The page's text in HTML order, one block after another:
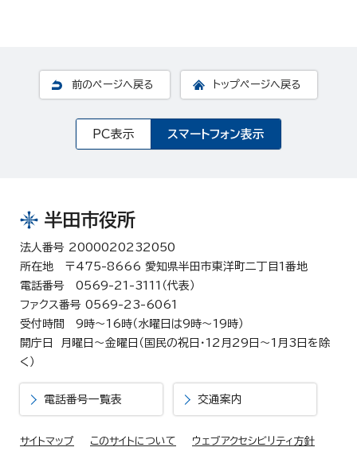
前のページへ戻る トップページへ戻る
PC表示 スマートフォン表示
半田市役所
法人番号 2000020232050
所在地 〒475-8666 愛知県半田市東洋町二丁目1番地
電話番号 0569-21-3111（代表）
ファクス番号 0569-23-6061
受付時間 9時～16時（水曜日は9時～19時）
開庁日 月曜日～金曜日（国民の祝日・12月29日～1月3日を除
く）
電話番号一覧表 交通案内
サイトマップ このサイトについて ウェブアクセシビリティ方針